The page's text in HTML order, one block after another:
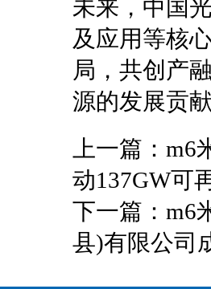
未来，中国
及应用等核
局，共创产
源的发展贡
上一篇： m6
动137GW可
下一篇： m6
县)有限公司